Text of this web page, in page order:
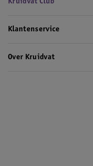
Klantenservice
Over Kruidvat